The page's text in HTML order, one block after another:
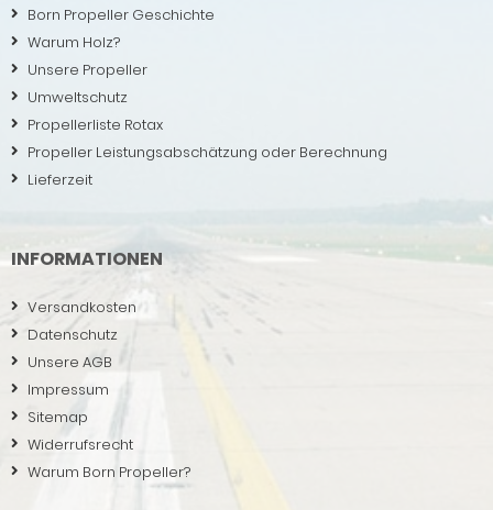
Born Propeller Geschichte
Warum Holz?
Unsere Propeller
Umweltschutz
Propellerliste Rotax
Propeller Leistungsabschätzung oder Berechnung
Lieferzeit
INFORMATIONEN
Versandkosten
Datenschutz
Unsere AGB
Impressum
Sitemap
Widerrufsrecht
Warum Born Propeller?